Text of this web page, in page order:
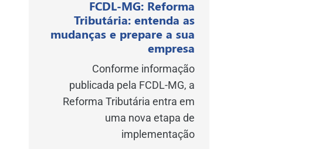
FCDL-MG: Reforma
Tributária: entenda as
mudanças e prepare a sua
empresa
Conforme informação
publicada pela FCDL-MG, a
Reforma Tributária entra em
uma nova etapa de
implementação